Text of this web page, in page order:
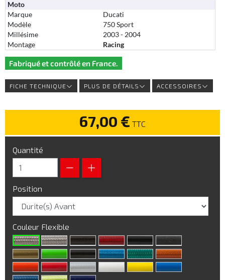
Moto
Marque
Ducati
Modèle
750 Sport
Millésime
2003 - 2004
Montage
Racing
Fabriqué et contrôlé en France.
FICHE TECHNIQUE PLUS DE DÉTAILS ACCESSOIRES
67,00 € TTC
Quantité
Position
Couleur Flexible